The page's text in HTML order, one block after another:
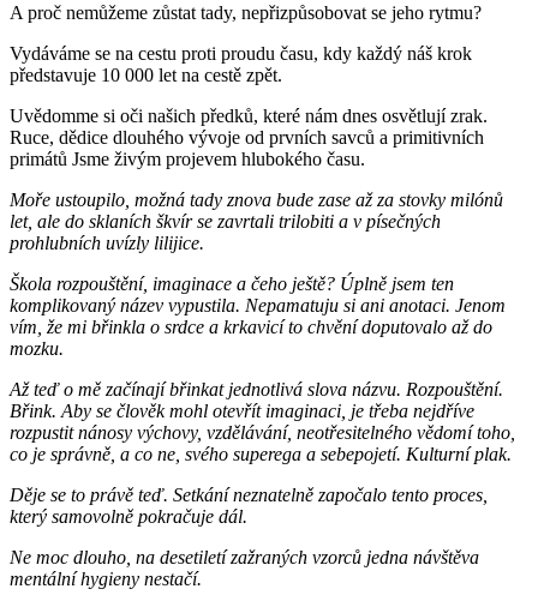
A proč nemůžeme zůstat tady, nepřizpůsobovat se jeho rytmu?
Vydáváme se na cestu proti proudu času, kdy každý náš krok
představuje 10 000 let na cestě zpět.
Uvědomme si oči našich předků, které nám dnes osvětlují zrak.
Ruce, dědice dlouhého vývoje od prvních savců a primitivních
primátů Jsme živým projevem hlubokého času.
Moře ustoupilo, možná tady znova bude zase až za stovky milónů
let, ale do sklaních škvír se zavrtali trilobiti a v písečných
prohlubních uvízly lilijice.
Škola rozpouštění, imaginace a čeho ještě? Úplně jsem ten
komplikovaný název vypustila. Nepamatuju si ani anotaci. Jenom
vím, že mi břinkla o srdce a krkavicí to chvění doputovalo až do
mozku.
Až teď o mě začínají břinkat jednotlivá slova názvu. Rozpouštění.
Břink. Aby se člověk mohl otevřít imaginaci, je třeba nejdříve
rozpustit nánosy výchovy, vzdělávání, neotřesitelného vědomí toho,
co je správně, a co ne, svého superega a sebepojetí. Kulturní plak.
Děje se to právě teď. Setkání neznatelně započalo tento proces,
který samovolně pokračuje dál.
Ne moc dlouho, na desetiletí zažraných vzorců jedna návštěva
mentální hygieny nestačí.